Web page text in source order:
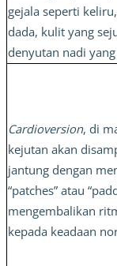
gejala seperti
dada, kulit yang
denyutan nadi
Cardioversion, di
kejutan akan
jantung dengan
“patches” atau
mengembalikan
kepada keadaan